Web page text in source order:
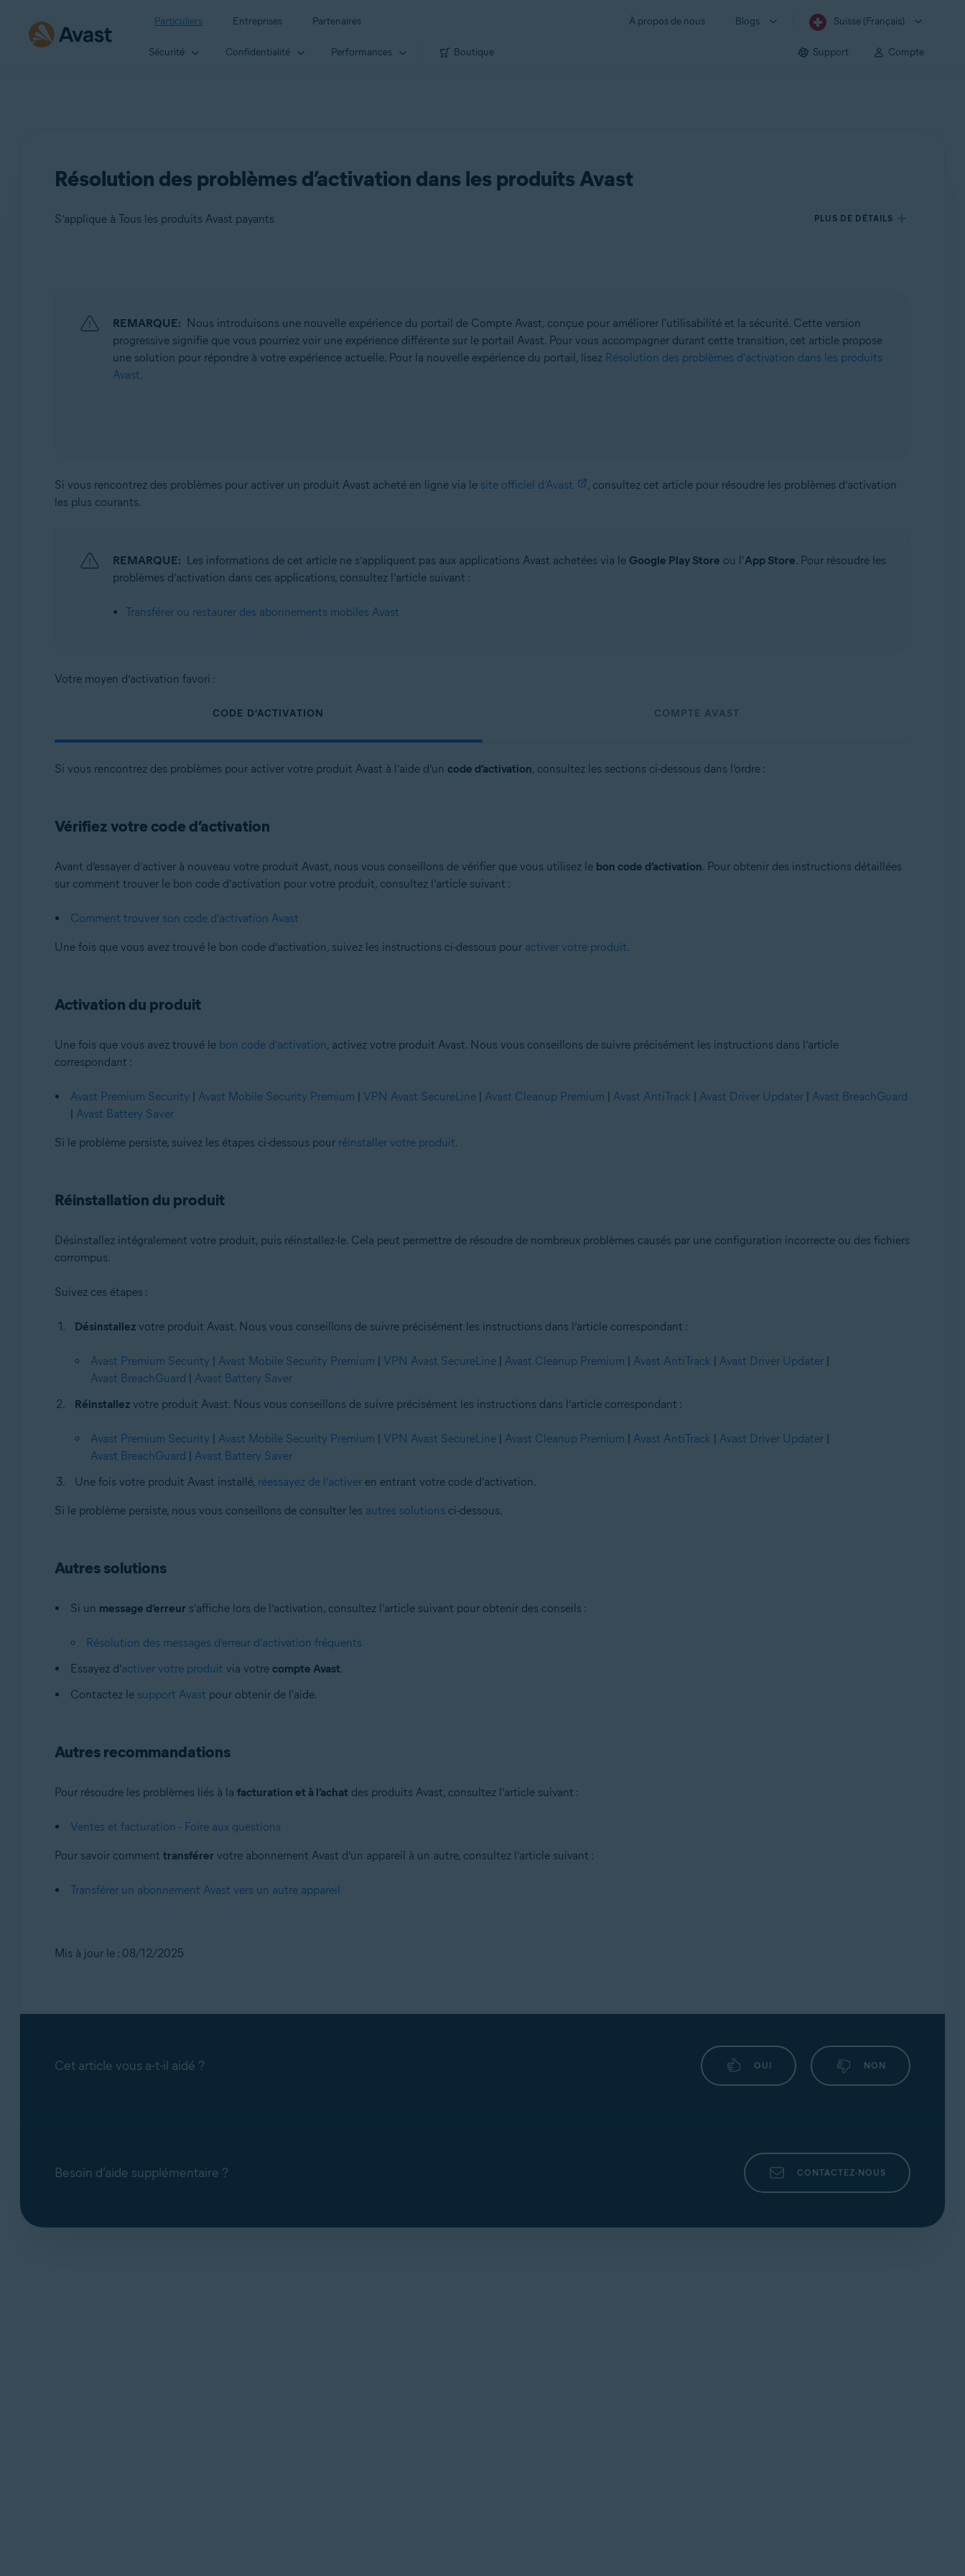
Particuliers Entreprises Partenaires À propos de nous Blogs Suisse (Français)
Sécurité Confidentialité Performances Boutique Support Compte
Résolution des problèmes d’activation dans les produits Avast
S’applique à Tous les produits Avast payants PLUS DE DÉTAILS
Systèmes d'exploitation:
Tous les systèmes d’exploitation pris en charge
REMARQUE: Nous introduisons une nouvelle expérience du portail de Compte Avast, conçue pour améliorer l'utilisabilité et la sécurité. Cette version
progressive signifie que vous pourriez voir une expérience différente sur le portail Avast. Pour vous accompagner durant cette transition, cet article propose
une solution pour répondre à votre expérience actuelle. Pour la nouvelle expérience du portail, lisez Résolution des problèmes d'activation dans les produits
Avast.
Si vous rencontrez des problèmes pour activer un produit Avast acheté en ligne via le site officiel d’Avast
, consultez cet article pour résoudre les problèmes d’activation
les plus courants.
REMARQUE: Les informations de cet article ne s’appliquent pas aux applications Avast achetées via le Google Play Store ou l’App Store. Pour résoudre les
problèmes d’activation dans ces applications, consultez l’article suivant :
Transférer ou restaurer des abonnements mobiles Avast
Votre moyen d’activation favori :
CODE D’ACTIVATION COMPTE AVAST
Si vous rencontrez des problèmes pour activer votre produit Avast à l’aide d’un code d’activation, consultez les sections ci-dessous dans l’ordre :
Vérifiez votre code d’activation
Avant d’essayer d’activer à nouveau votre produit Avast, nous vous conseillons de vérifier que vous utilisez le bon code d’activation. Pour obtenir des instructions détaillées
sur comment trouver le bon code d’activation pour votre produit, consultez l’article suivant :
Comment trouver son code d’activation Avast
Une fois que vous avez trouvé le bon code d’activation, suivez les instructions ci-dessous pour activer votre produit.
Activation du produit
Une fois que vous avez trouvé le bon code d’activation, activez votre produit Avast. Nous vous conseillons de suivre précisément les instructions dans l’article
correspondant :
Avast Premium Security | Avast Mobile Security Premium | VPN Avast SecureLine | Avast Cleanup Premium | Avast AntiTrack | Avast Driver Updater | Avast BreachGuard
| Avast Battery Saver
Si le problème persiste, suivez les étapes ci-dessous pour réinstaller votre produit.
Réinstallation du produit
Désinstallez intégralement votre produit, puis réinstallez-le. Cela peut permettre de résoudre de nombreux problèmes causés par une configuration incorrecte ou des fichiers
corrompus.
Suivez ces étapes :
Désinstallezvotre produit Avast. Nous vous conseillons de suivre précisément les instructions dans l’article correspondant :
Avast Premium Security | Avast Mobile Security Premium | VPN Avast SecureLine | Avast Cleanup Premium | Avast AntiTrack | Avast Driver Updater |
Avast BreachGuard | Avast Battery Saver
Réinstallezvotre produit Avast. Nous vous conseillons de suivre précisément les instructions dans l’article correspondant :
Avast Premium Security | Avast Mobile Security Premium | VPN Avast SecureLine | Avast Cleanup Premium | Avast AntiTrack | Avast Driver Updater |
Avast BreachGuard | Avast Battery Saver
Une fois votre produit Avast installé, réessayez de l’activeren entrant votre code d’activation.
Si le problème persiste, nous vous conseillons de consulter les autres solutions ci-dessous.
Autres solutions
Si un message d’erreur s’affiche lors de l’activation, consultez l’article suivant pour obtenir des conseils :
Résolution des messages d’erreur d’activation fréquents
Essayez d’activer votre produit via votre compte Avast.
Contactez le support Avast pour obtenir de l'aide.
Autres recommandations
Pour résoudre les problèmes liés à la facturation et à l’achat des produits Avast, consultez l’article suivant :
Ventes et facturation - Foire aux questions
Pour savoir comment transférer votre abonnement Avast d’un appareil à un autre, consultez l’article suivant :
Transférer un abonnement Avast vers un autre appareil
Mis à jour le : 08/12/2025
Cet article vous a-t-il aidé ? OUI NON
Besoin d’aide supplémentaire ? CONTACTEZ-NOUS